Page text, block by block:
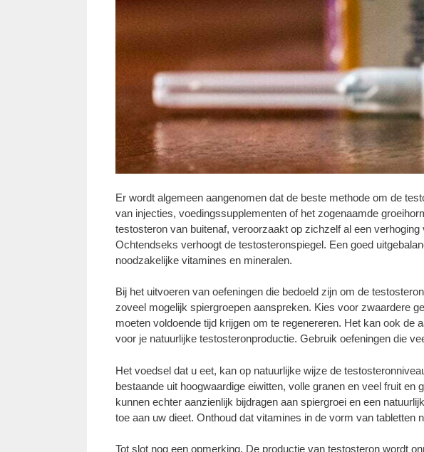
Er wordt algemeen aangenomen dat de beste methode om de
van injecties, voedingssupplementen of het zogenaamde
testosteron van buitenaf, veroorzaakt op zichzelf al een
Ochtendseks verhoogt de testosteronspiegel. Een goed
noodzakelijke vitamines en mineralen.
Bij het uitvoeren van oefeningen die bedoeld zijn om de
zoveel mogelijk spiergroepen aanspreken. Kies voor zwaardere
moeten voldoende tijd krijgen om te regenereren. Het kan ook
voor je natuurlijke testosteronproductie. Gebruik oefeningen die
Het voedsel dat u eet, kan op natuurlijke wijze de
bestaande uit hoogwaardige eiwitten, volle granen en veel fruit
kunnen echter aanzienlijk bijdragen aan spiergroei en een
toe aan uw dieet. Onthoud dat vitamines in de vorm van tabletten
Tot slot nog een opmerking. De productie van testosteron wordt